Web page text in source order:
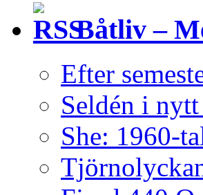
Båtliv –
Efter
Seldén i
She: 1960-